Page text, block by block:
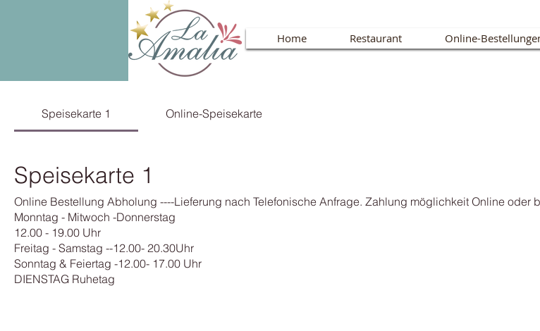
Home Restaurant Online-
Speisekarte 1 Online-Speisekarte
Speisekarte 1
Online Bestellung Abholung ----Lieferung nach Telefonische Anfrage. Zahlung möglichkeit Online oder
Monntag - Mitwoch -Donnerstag
12.00 - 19.00 Uhr
Freitag - Samstag --12.00- 20.30Uhr
Sonntag & Feiertag -12.00- 17.00 Uhr
DIENSTAG Ruhetag